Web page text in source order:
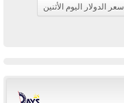
سعر الدولار اليوم الأثنين